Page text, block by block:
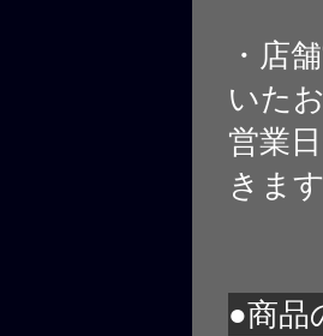
・店
いた
営業
きます
●商品